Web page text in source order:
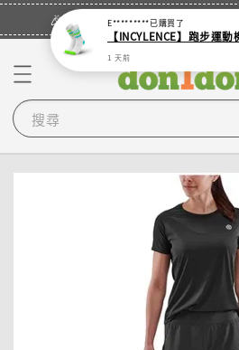
🎉登入會員・領取您的專屬折
搜尋
E*********已購買了
1 天前